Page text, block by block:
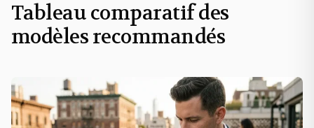
Tableau comparatif des
modèles recommandés